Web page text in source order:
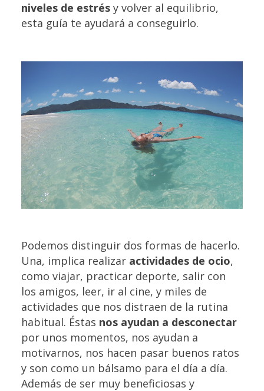
niveles de estrés y volver al equilibrio,
esta guía te ayudará a conseguirlo.
Podemos distinguir dos formas de hacerlo.
Una, implica realizar actividades de ocio,
como viajar, practicar deporte, salir con
los amigos, leer, ir al cine, y miles de
actividades que nos distraen de la rutina
habitual. Éstas nos ayudan a desconectar
por unos momentos, nos ayudan a
motivarnos, nos hacen pasar buenos ratos
y son como un bálsamo para el día a día.
Además de ser muy beneficiosas y